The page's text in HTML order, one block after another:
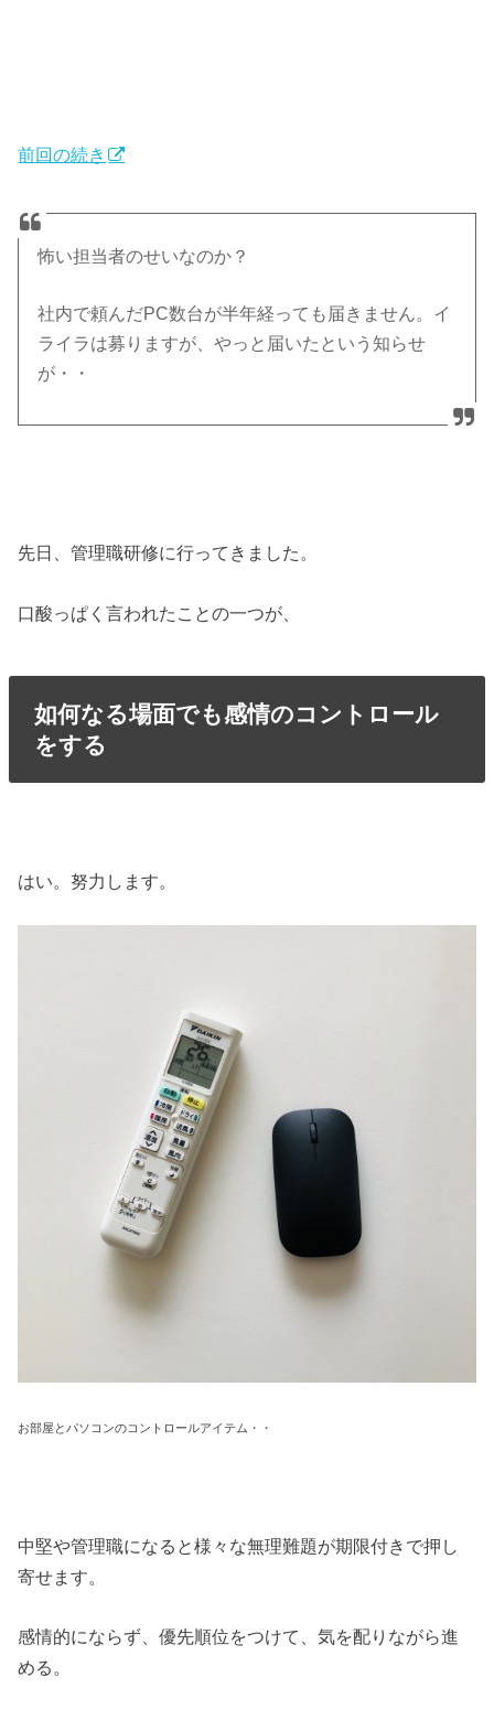
前回の続き
怖い担当者のせいなのか？
社内で頼んだPC数台が半年経っても届きません。イ
ライラは募りますが、やっと届いたという知らせ
が・・
先日、管理職研修に行ってきました。
口酸っぱく言われたことの一つが、
如何なる場面でも感情のコントロール
をする
はい。努力します。
お部屋とパソコンのコントロールアイテム・・
中堅や管理職になると様々な無理難題が期限付きで押し
寄せます。
感情的にならず、優先順位をつけて、気を配りながら進
める。